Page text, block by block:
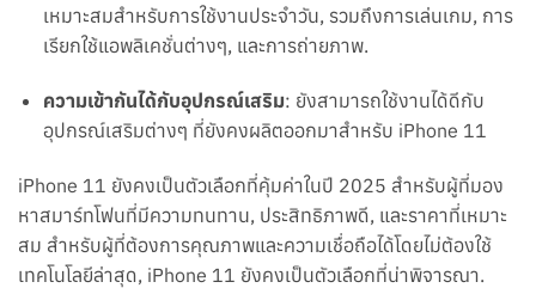
เหมาะสมสำหรับการใช้งานประจำวัน, รวมถึงการเล่นเกม, การ
เรียกใช้แอพลิเคชั่นต่างๆ, และการถ่ายภาพ.
ความเข้ากันได้กับอุปกรณ์เสริม: ยังสามารถใช้งานได้ดีกับ
อุปกรณ์เสริมต่างๆ ที่ยังคงผลิตออกมาสำหรับ iPhone 11
iPhone 11 ยังคงเป็นตัวเลือกที่คุ้มค่าในปี 2025 สำหรับผู้ที่มอง
หาสมาร์ทโฟนที่มีความทนทาน, ประสิทธิภาพดี, และราคาที่เหมาะ
สม สำหรับผู้ที่ต้องการคุณภาพและความเชื่อถือได้โดยไม่ต้องใช้
เทคโนโลยีล่าสุด, iPhone 11 ยังคงเป็นตัวเลือกที่น่าพิจารณา.